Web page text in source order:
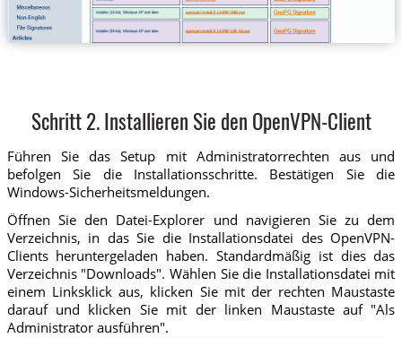
Schritt 2. Installieren Sie den OpenVPN-Client
Führen Sie das Setup mit Administratorrechten aus und
befolgen Sie die Installationsschritte. Bestätigen Sie die
Windows-Sicherheitsmeldungen.
Öffnen Sie den Datei-Explorer und navigieren Sie zu dem
Verzeichnis, in das Sie die Installationsdatei des OpenVPN-
Clients heruntergeladen haben. Standardmäßig ist dies das
Verzeichnis "Downloads". Wählen Sie die Installationsdatei mit
einem Linksklick aus, klicken Sie mit der rechten Maustaste
darauf und klicken Sie mit der linken Maustaste auf "Als
Administrator ausführen".